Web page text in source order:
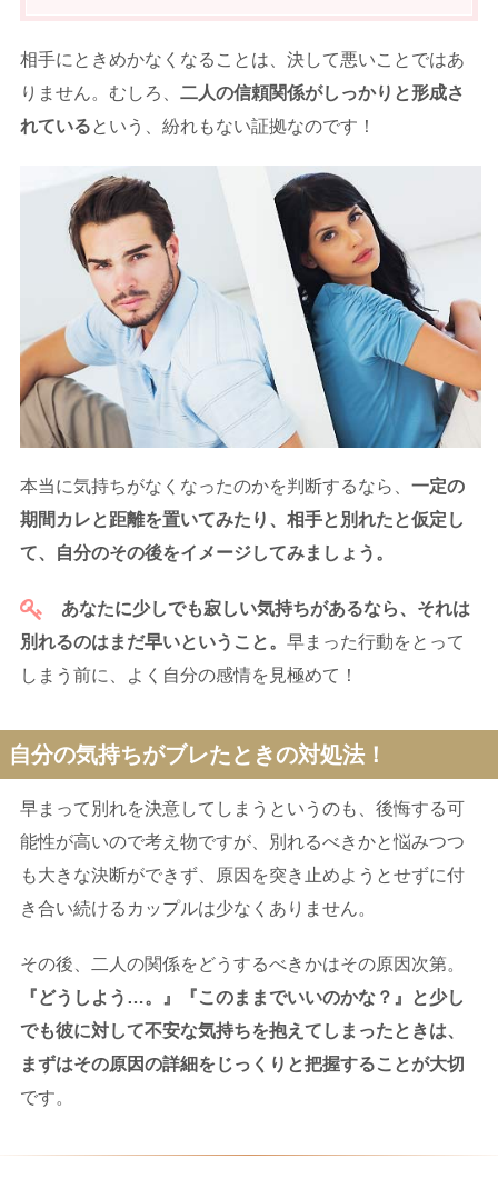
相手にときめかなくなることは、決して悪いことではあ
りません。むしろ、 二人の信頼関係がしっかりと形成さ
れているという、紛れもない証拠なのです！
本当に気持ちがなくなったのかを判断するなら、 一定の
期間カレと距離を置いてみたり、相手と別れたと仮定し
て、自分のその後をイメージしてみましょう。
あなたに少しでも寂しい気持ちがあるなら、それは
別れるのはまだ早いということ。 早まった行動をとって
しまう前に、よく自分の感情を見極めて！
自分の気持ちがブレたときの対処法！
早まって別れを決意してしまうというのも、後悔する可
能性が高いので考え物ですが、別れるべきかと悩みつつ
も大きな決断ができず、原因を突き止めようとせずに付
き合い続けるカップルは少なくありません。
その後、二人の関係をどうするべきかはその原因次第。
『どうしよう…。』『このままでいいのかな？』と少し
でも彼に対して不安な気持ちを抱えてしまったときは、
まずはその原因の詳細をじっくりと把握することが大切
です。